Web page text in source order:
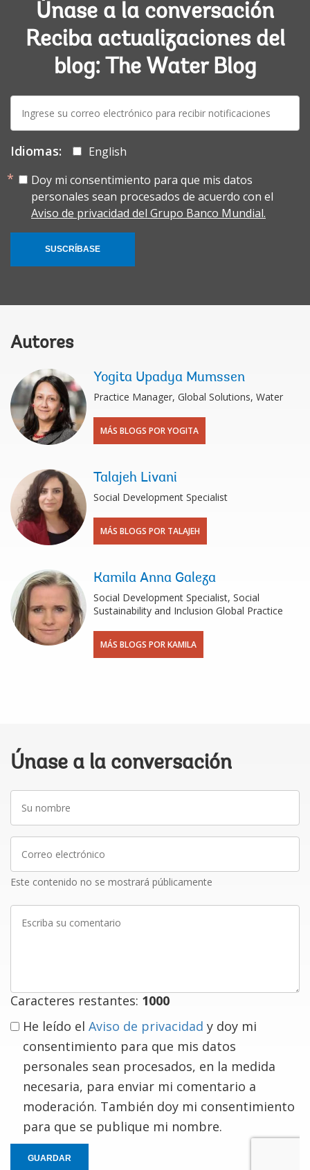
Únase a la conversación
Reciba actualizaciones del
blog: The Water Blog
mail:
Idiomas:
English
Doy mi consentimiento para que mis datos
personales sean procesados de acuerdo con el
Aviso de privacidad del Grupo Banco Mundial.
SUSCRÍBASE
Autores
Yogita Upadya Mumssen
Practice Manager, Global Solutions, Water
MÁS BLOGS POR YOGITA
Talajeh Livani
Social Development Specialist
MÁS BLOGS POR TALAJEH
Kamila Anna Galeza
Social Development Specialist, Social
Sustainability and Inclusion Global Practice
MÁS BLOGS POR KAMILA
Únase a la conversación
nombre
electrónico
Este contenido no se mostrará públicamente
Caracteres restantes: 1000
He leído el Aviso de privacidad y doy mi
consentimiento para que mis datos
personales sean procesados, en la medida
necesaria, para enviar mi comentario a
moderación. También doy mi consentimiento
para que se publique mi nombre.
GUARDAR